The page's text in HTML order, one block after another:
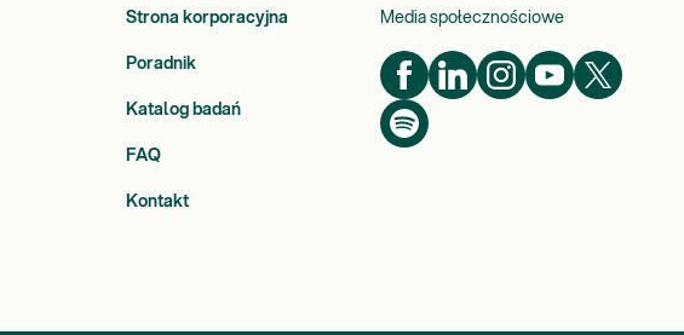
Strona korporacyjna
Poradnik
Katalog badań
FAQ
Kontakt
Media społecznościowe